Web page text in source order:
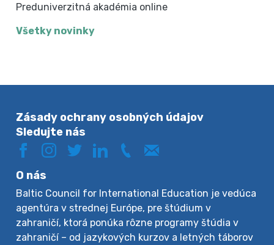
Preduniverzitná akadémia online
Všetky novinky
Zásady ochrany osobných údajov
Sledujte nás
O nás
Baltic Council for International Education je vedúca
agentúra v strednej Európe, pre štúdium v
zahraničí, ktorá ponúka rôzne programy štúdia v
zahraničí – od jazykových kurzov a letných táborov